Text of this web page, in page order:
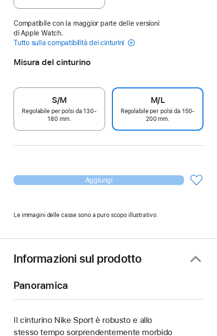
Compatibile con la maggior parte delle versioni
di Apple Watch.
Tutto sulla compatibilità dei cinturini
Misura del cinturino
S/M
Regolabile per polsi da 130-
180 mm.
M/L
Regolabile per polsi da 150-
200 mm.
Aggiungi
Le immagini delle casse sono a puro scopo illustrativo.
Informazioni sul prodotto
Panoramica
Il cinturino Nike Sport è robusto e allo
stesso tempo sorprendentemente morbido